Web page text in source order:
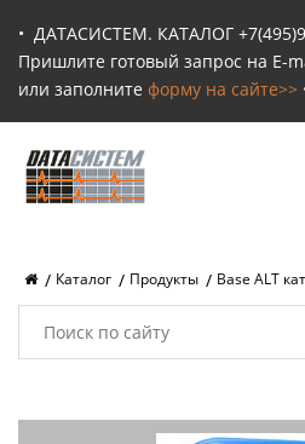
• ДАТАСИСТЕМ. КАТАЛОГ
Пришлите готовый запрос на E-
или заполните форму на сайте>>
Каталог Продукты Base ALT